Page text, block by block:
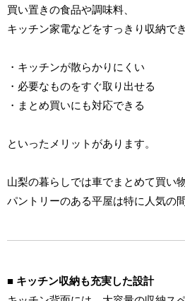
買い置きの食品や調味料、
キッチン家電などをすっきり収納で
・キッチンが散らかりにくい
・必要なものをすぐ取り出せる
・まとめ買いにも対応できる
といったメリットがあります。
山梨の暮らしでは車でまとめて買い
パントリーのある平屋は特に人気の
■ キッチン収納も充実した設計